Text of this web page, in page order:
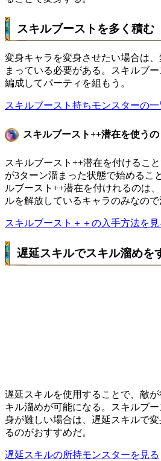
スキルブーストを多く積む
変身キャラを変身させたい場合は
まっている必要がある。スキルブ
編成してパーティを組もう。
スキルブースト持ちモンスターの一
スキルブースト++潜在を使うの
スキルブースト++潜在を付けるこ
が3ターン溜まった状態で始めるこ
ルブースト++潜在を付けれるのは
ルを解放しているキャラのみなので
スキルブースト＋＋の入手方法を見
遅延スキルでスキル溜めを
遅延スキルを使用することで、敵
キル溜めが可能になる。スキルブ
身が難しい場合は、遅延スキルで
るのがおすすめだ。
遅延スキルの所持モンスターを見る